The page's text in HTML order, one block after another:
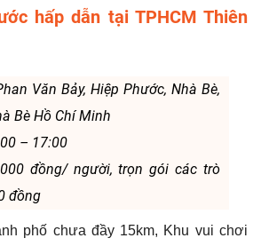
hấp dẫn tại TPHCM Thiên
Văn Bảy, Hiệp Phước, Nhà Bè,
Bè Hồ Chí Minh
– 17:00
đồng/ người, trọn gói các trò
đồng
phố chưa đầy 15km, Khu vui chơi